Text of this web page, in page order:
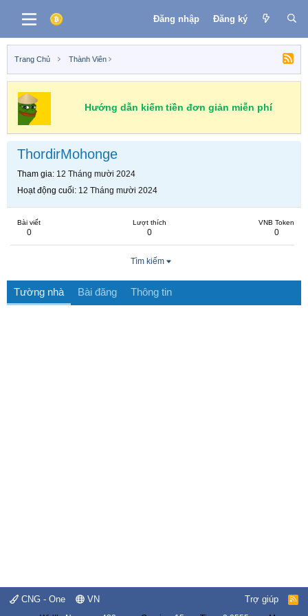
Đăng nhập Đăng ký
Trang Chủ Thành Viên
Hướng dẫn kiếm tiền đơn giản miễn phí
ThordirMohonge
Tham gia 12 Tháng mười 2024
Hoạt động cuối 12 Tháng mười 2024
Bài viết
0
Lượt thích
0
VNB Token
0
Tìm kiếm
Tường nhà Bài đăng Thông tin
CNG - One VN Trợ giúp
R